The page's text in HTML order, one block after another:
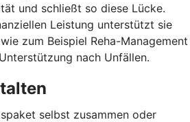
und schließt so diese Lücke.
Leistung unterstützt sie
zum Beispiel Reha-Management
nach Unfällen.
selbst zusammen oder